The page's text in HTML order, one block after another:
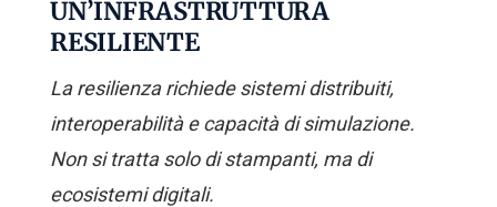
UN’INFRASTRUTTURA
RESILIENTE
La resilienza richiede sistemi distribuiti,
interoperabilità e capacità di simulazione.
Non si tratta solo di stampanti, ma di
ecosistemi digitali.